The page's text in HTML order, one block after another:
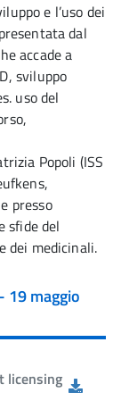
e l’uso dei
dal
accade a
sviluppo
uso del
Popoli (ISS
presso
sfide del
dei medicinali.
19 maggio
licensing